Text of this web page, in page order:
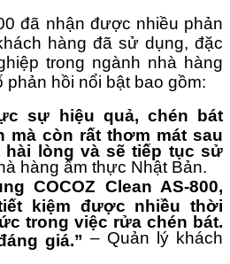
đã nhận được nhiều phản
hàng đã sử dụng, đặc
trong ngành nhà hàng
phản hồi nổi bật bao gồm:
sự hiệu quả, chén bát
mà còn rất thơm mát sau
hài lòng và sẽ tiếp tục sử
hàng ẩm thực Nhật Bản.
COCOZ Clean AS-800,
kiệm được nhiều thời
trong việc rửa chén bát.
giá.” – Quản lý khách